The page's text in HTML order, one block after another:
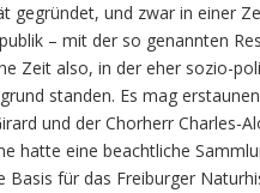
gegründet, und zwar in einer
– mit der so genannten
Zeit also, in der eher sozio-
standen. Es mag
und der Chorherr Charles-
hatte eine beachtliche
für das Freiburger